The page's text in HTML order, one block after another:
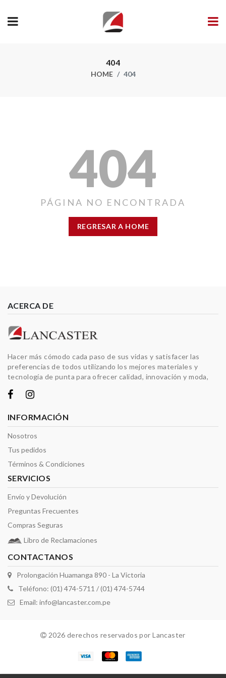
404
HOME 404
404
PÁGINA NO ENCONTRADA
REGRESAR A HOME
ACERCA DE
Hacer más cómodo cada paso de sus vidas y satisfacer las
preferencias de todos utilizando los mejores materiales y
tecnología de punta para ofrecer calidad, innovación y moda,
INFORMACIÓN
Nosotros
Tus pedidos
Términos & Condiciones
SERVICIOS
Envío y Devolución
Preguntas Frecuentes
Compras Seguras
Libro de Reclamaciones
CONTACTANOS
Prolongación Huamanga 890 - La Victoria
Teléfono: (01) 474-5711 / (01) 474-5744
Email: info@lancaster.com.pe
2026 derechos reservados por Lancaster